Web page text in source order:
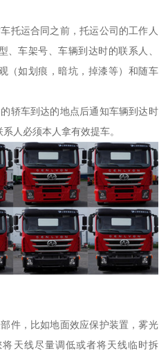
托运合同之前，托运公司的工作人
、车架号、车辆到达时的联系人、
（如划痕，暗坑，掉漆等）和随车
轿车到达的地点后通知车辆到达时
人必须本人拿有效提车。
件，比如地面效应保护装置，雾光
天线尽量调低或者将天线临时拆